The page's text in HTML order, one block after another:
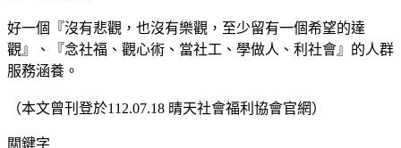
好一個『沒有悲觀，也沒有樂觀，至少留有一個希望的達
觀』、『念社福、觀心術、當社工、學做人、利社會』的人群
服務涵養。
（本文曾刊登於112.07.18 晴天社會福利協會官網）
關鍵字